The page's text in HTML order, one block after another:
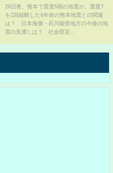
――日本海側でも津波に警戒
『週刊地震ニュース』
26日夜、熊本で震度5弱の地震が。震度7
を2回経験した6年前の熊本地震との関連
は？ 日本海側・石川能登地方の今後の地
震の見通しは？ 社会部災...